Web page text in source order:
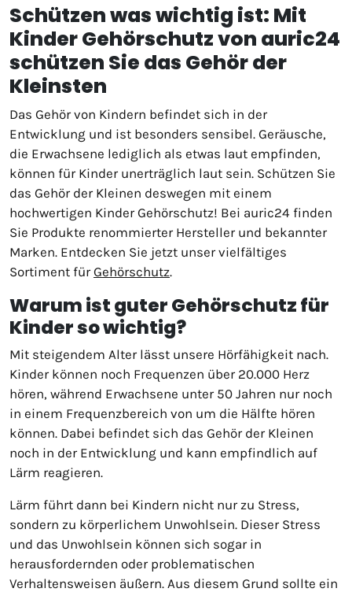
Schützen was wichtig ist: Mit
Kinder Gehörschutz von auric24
schützen Sie das Gehör der
Kleinsten
Das Gehör von Kindern befindet sich in der
Entwicklung und ist besonders sensibel. Geräusche,
die Erwachsene lediglich als etwas laut empfinden,
können für Kinder unerträglich laut sein. Schützen Sie
das Gehör der Kleinen deswegen mit einem
hochwertigen Kinder Gehörschutz! Bei auric24 finden
Sie Produkte renommierter Hersteller und bekannter
Marken. Entdecken Sie jetzt unser vielfältiges
Sortiment fürGehörschutz.
Warum ist guter Gehörschutz für
Kinder so wichtig?
Mit steigendem Alter lässt unsere Hörfähigkeit nach.
Kinder können noch Frequenzen über 20.000 Herz
hören, während Erwachsene unter 50 Jahren nur noch
in einem Frequenzbereich von um die Hälfte hören
können. Dabei befindet sich das Gehör der Kleinen
noch in der Entwicklung und kann empfindlich auf
Lärm reagieren.
Lärm führt dann bei Kindern nicht nur zu Stress,
sondern zu körperlichem Unwohlsein. Dieser Stress
und das Unwohlsein können sich sogar in
herausfordernden oder problematischen
Verhaltensweisen äußern. Aus diesem Grund sollte ein